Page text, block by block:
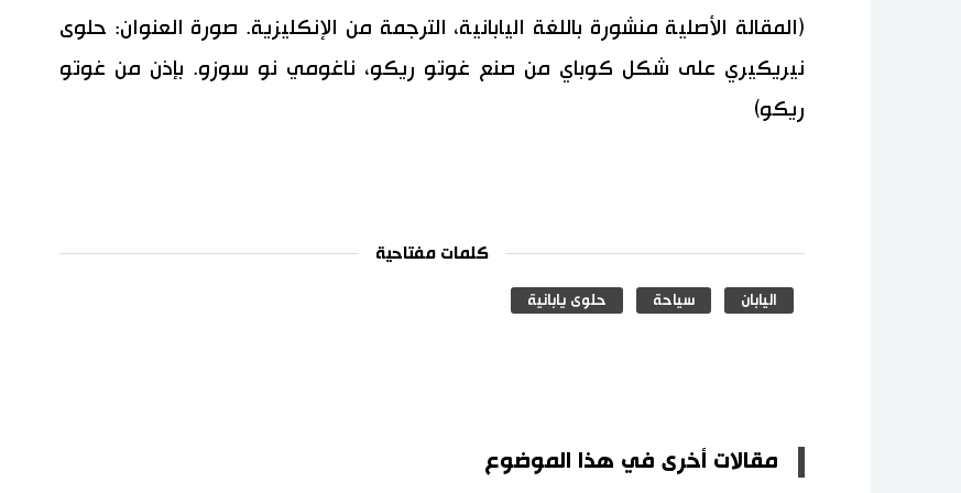
(المقالة الأصلية منشورة باللغة اليابانية، الترجمة من الإنكليزية. صورة العنوان: حلوى
نيريكيري على شكل كوباي من صنع غوتو ريكو، ناغومي نو سوزو. بإذن من غوتو
ريكو)
كلمات مفتاحية
اليابان سياحة حلوى يابانية
مقالات أخرى في هذا الموضوع